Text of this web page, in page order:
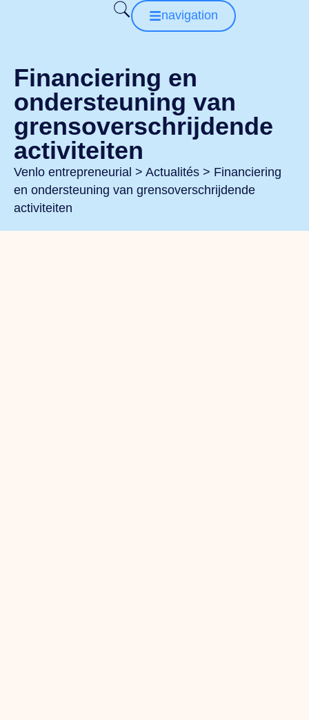
navigation
Financiering en
ondersteuning van
grensoverschrijdende
activiteiten
Venlo entrepreneurial > Actualités > Financiering
en ondersteuning van grensoverschrijdende
activiteiten